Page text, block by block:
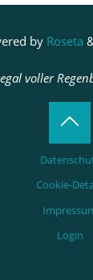
by Roseta
voller
Cookie-
Login
to
Top